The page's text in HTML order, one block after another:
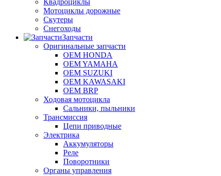
Квадроциклы
Мотоциклы дорожные
Скутеры
Снегоходы
Запчасти
Оригинальные запчасти
OEM HONDA
OEM YAMAHA
OEM SUZUKI
OEM KAWASAKI
OEM BRP
Ходовая мотоцикла
Сальники, пыльники
Трансмиссия
Цепи приводные
Электрика
Аккумуляторы
Реле
Поворотники
Органы управления